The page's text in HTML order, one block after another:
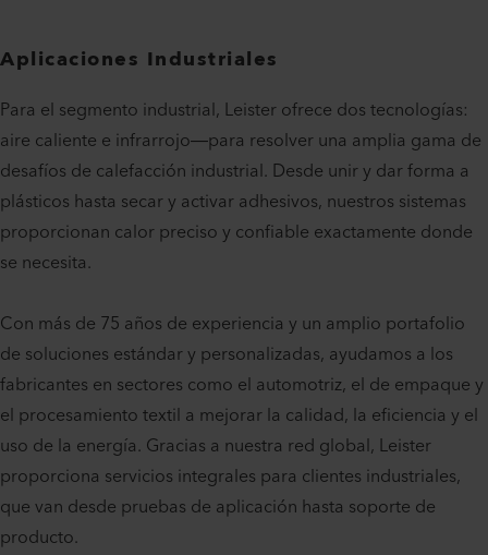
Aplicaciones Industriales
Para el segmento industrial, Leister ofrece dos tecnologías:
aire caliente e infrarrojo—para resolver una amplia gama de
desafíos de calefacción industrial. Desde unir y dar forma a
plásticos hasta secar y activar adhesivos, nuestros sistemas
proporcionan calor preciso y confiable exactamente donde
se necesita.
Con más de 75 años de experiencia y un amplio portafolio
de soluciones estándar y personalizadas, ayudamos a los
fabricantes en sectores como el automotriz, el de empaque y
el procesamiento textil a mejorar la calidad, la eficiencia y el
uso de la energía. Gracias a nuestra red global, Leister
proporciona servicios integrales para clientes industriales,
que van desde pruebas de aplicación hasta soporte de
producto.